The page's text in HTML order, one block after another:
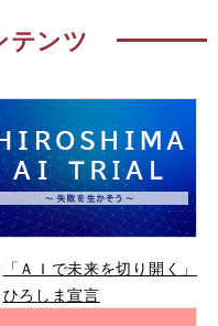
テンツ
「ＡＩで未来を切り開く」
ひろしま宣言